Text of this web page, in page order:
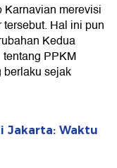
Karnavian merevisi
Hal ini pun
Kedua
PPKM
berlaku sejak
Jakarta: Waktu